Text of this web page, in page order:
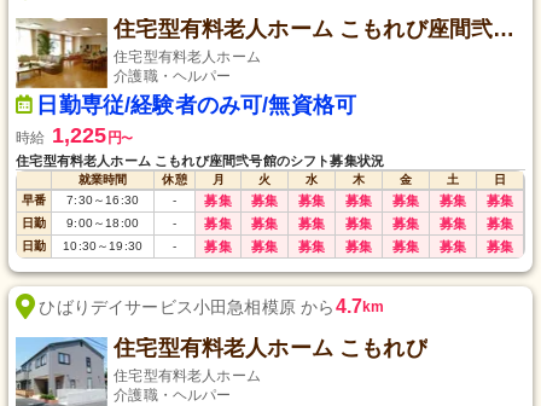
住宅型有料老人ホーム こもれび座間弐号館
住宅型有料老人ホーム
介護職・ヘルパー
日勤専従/経験者のみ可/無資格可
時給 1,225 円〜
住宅型有料老人ホーム こもれび座間弐号館のシフト募集状況
就業時間 休憩 月 火 水 木 金 土
日
早番
7:30～16:30 - 募集 募集 募集 募集 募集 募集 募集
日勤 9:00～18:00 - 募集 募集 募集 募集 募集 募集 募集
日勤 10:30～19:30 - 募集 募集 募集 募集 募集 募集 募集
ひばりデイサービス小田急相模原 から4.7km
住宅型有料老人ホーム こもれび
住宅型有料老人ホーム
介護職・ヘルパー